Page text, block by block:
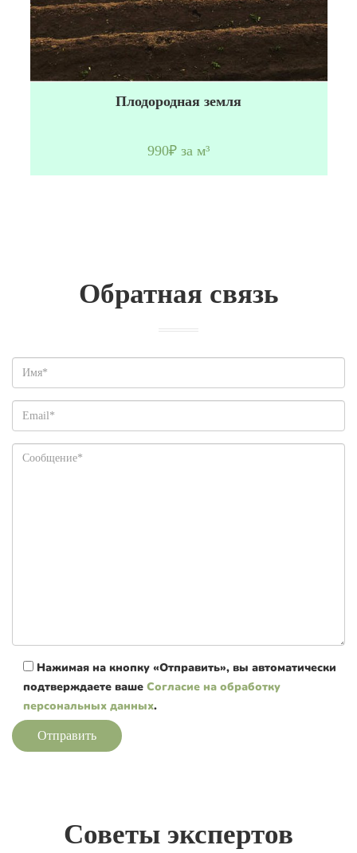
Плодородная земля
990₽ за м³
Обратная связь
Нажимая на кнопку «Отправить», вы автоматически
подтверждаете ваше Согласие на обработку
персональных данных.
Отправить
Советы экспертов